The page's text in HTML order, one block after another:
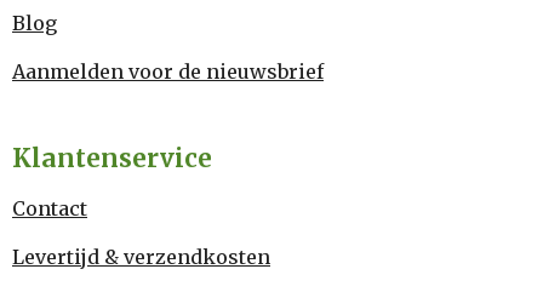
Blog
Aanmelden voor de nieuwsbrief
Klantenservice
Contact
Levertijd & verzendkosten